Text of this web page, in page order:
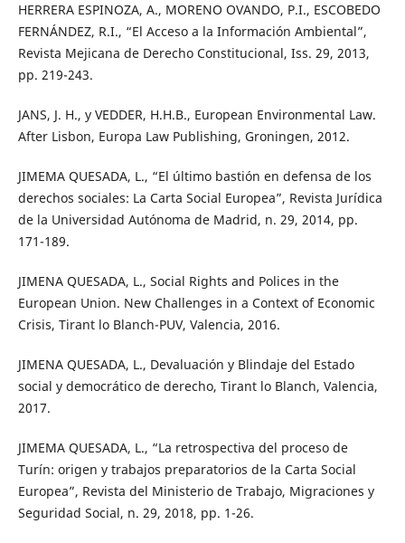
HERRERA ESPINOZA, A., MORENO OVANDO, P.I., ESCOBEDO
FERNÁNDEZ, R.I., “El Acceso a la Información Ambiental”,
Revista Mejicana de Derecho Constitucional, Iss. 29, 2013,
pp. 219-243.
JANS, J. H., y VEDDER, H.H.B., European Environmental Law.
After Lisbon, Europa Law Publishing, Groningen, 2012.
JIMEMA QUESADA, L., “El último bastión en defensa de los
derechos sociales: La Carta Social Europea”, Revista Jurídica
de la Universidad Autónoma de Madrid, n. 29, 2014, pp.
171-189.
JIMENA QUESADA, L., Social Rights and Polices in the
European Union. New Challenges in a Context of Economic
Crisis, Tirant lo Blanch-PUV, Valencia, 2016.
JIMENA QUESADA, L., Devaluación y Blindaje del Estado
social y democrático de derecho, Tirant lo Blanch, Valencia,
2017.
JIMEMA QUESADA, L., “La retrospectiva del proceso de
Turín: origen y trabajos preparatorios de la Carta Social
Europea”, Revista del Ministerio de Trabajo, Migraciones y
Seguridad Social, n. 29, 2018, pp. 1-26.